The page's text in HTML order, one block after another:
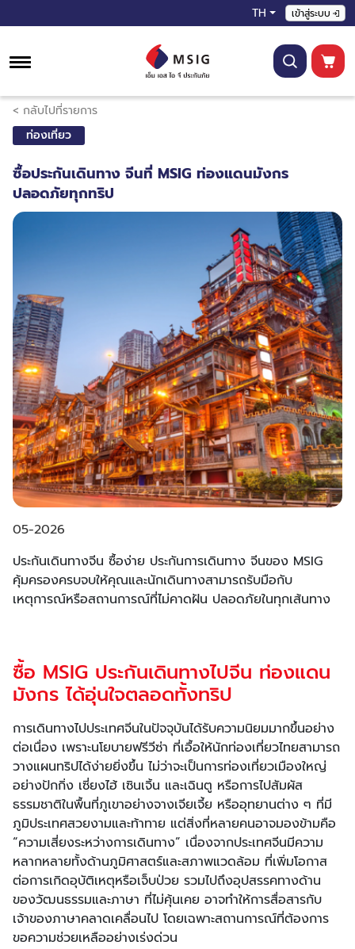
TH เข้าสู่ระบบ
< กลับไปที่รายการ
ท่องเที่ยว
ซื้อประกันเดินทาง จีนที่ MSIG ท่องแดนมังกร
ปลอดภัยทุกทริป
05-2026
ประกันเดินทางจีน ซื้อง่าย ประกันการเดินทาง จีนของ MSIG
คุ้มครองครบจบให้คุณและนักเดินทางสามารถรับมือกับ
เหตุการณ์หรือสถานการณ์ที่ไม่คาดฝัน ปลอดภัยในทุกเส้นทาง
ซื้อ MSIG ประกันเดินทางไปจีน ท่องแดน
มังกร ได้อุ่นใจตลอดทั้งทริป
การเดินทางไปประเทศจีนในปัจจุบันได้รับความนิยมมากขึ้นอย่าง
ต่อเนื่อง เพราะนโยบายฟรีวีซ่า ที่เอื้อให้นักท่องเที่ยวไทยสามารถ
วางแผนทริปได้ง่ายยิ่งขึ้น ไม่ว่าจะเป็นการท่องเที่ยวเมืองใหญ่
อย่างปักกิ่ง เซี่ยงไฮ้ เซินเจิ้น และเฉินตู หรือการไปสัมผัส
ธรรมชาติในพื้นที่ภูเขาอย่างจางเจียเจี้ย หรืออุทยานต่าง ๆ ที่มี
ภูมิประเทศสวยงามและท้าทาย แต่สิ่งที่หลายคนอาจมองข้ามคือ
“ความเสี่ยงระหว่างการเดินทาง” เนื่องจากประเทศจีนมีความ
หลากหลายทั้งด้านภูมิศาสตร์และสภาพแวดล้อม ที่เพิ่มโอกาส
ต่อการเกิดอุบัติเหตุหรือเจ็บป่วย รวมไปถึงอุปสรรคทางด้าน
ของวัฒนธรรมและภาษา ที่ไม่คุ้นเคย อาจทำให้การสื่อสารกับ
เจ้าของภาษาคลาดเคลื่อนไป โดยเฉพาะสถานการณ์ที่ต้องการ
ขอความช่วยเหลืออย่างเร่งด่วน